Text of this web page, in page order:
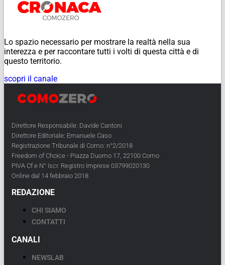
Lo spazio necessario per mostrare la realtà nella sua
interezza e per raccontare tutti i volti di questa città e di
questo territorio.
scopri il canale
Direttore Responsabile: Davide Cantoni
Direttore Editoriale: Emanuele Caso
Registrazione Tribunale di Como: n°2/2018
Freedom of Choice - Piazza Duomo 17, 22100 Como
PIVA Cf e N° Iscr. Registro Imprese 03799020130
Online dal 14 febbraio 2018
REDAZIONE
CHI SIAMO
CONTATTI
CANALI
NEWSLAB